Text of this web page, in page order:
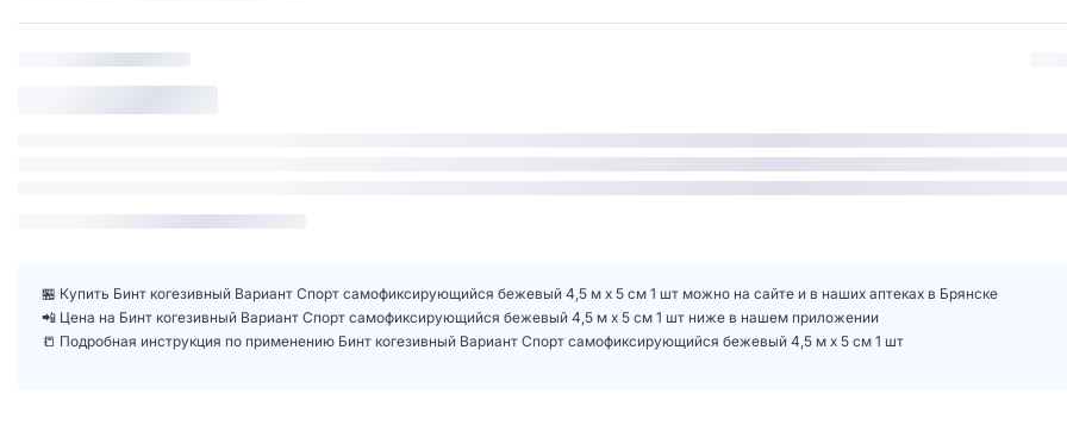
🏪 Купить Бинт когезивный Вариант Спорт самофиксирующийся бежевый 4,5 м х 5 см 1 шт можно на сайте и в наших аптеках в Брянске
📲 Цена на Бинт когезивный Вариант Спорт самофиксирующийся бежевый 4,5 м х 5 см 1 шт ниже в нашем приложении
📒 Подробная инструкция по применению Бинт когезивный Вариант Спорт самофиксирующийся бежевый 4,5 м х 5 см 1 шт